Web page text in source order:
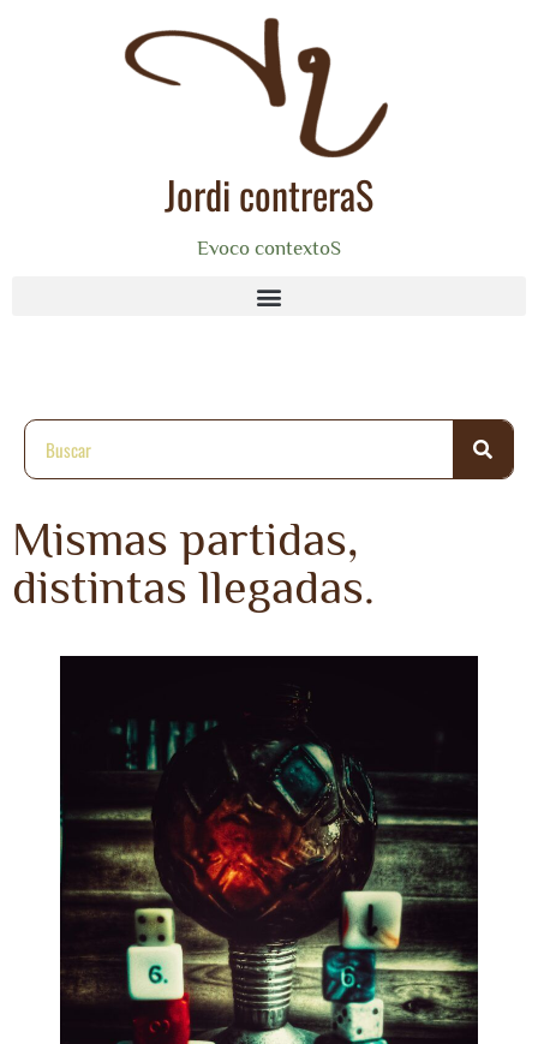
Jordi contreraS
Evoco contextoS
Mismas partidas,
distintas llegadas.